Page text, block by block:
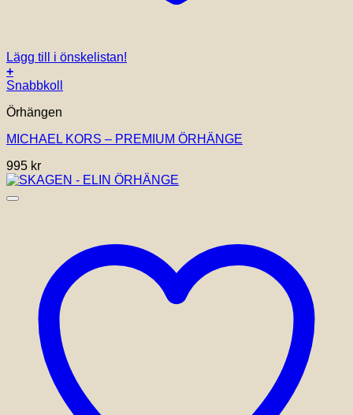
Lägg till i önskelistan!
+
Snabbkoll
Örhängen
MICHAEL KORS – PREMIUM ÖRHÄNGE
995 kr